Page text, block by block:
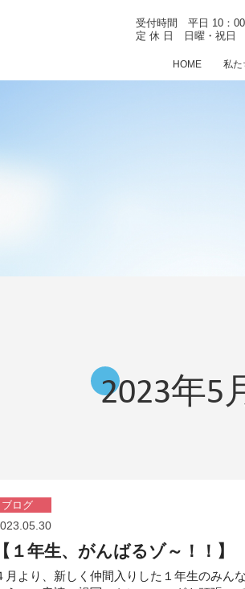
HOME 私た
受付時間 平日 10：
定 休 日 日曜・祝日
2023年5
ブログ
１年生、がんばるゾ～！！】
月より、新しく仲間入りした１年生のみんな